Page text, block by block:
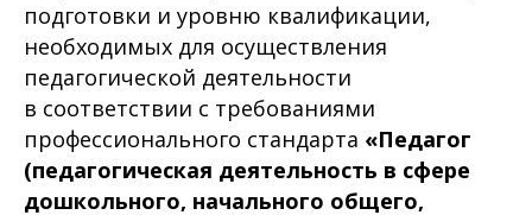
подготовки и уровню квалификации,
необходимых для осуществления
педагогической деятельности
в соответствии с требованиями
профессионального стандарта «Педагог
(педагогическая деятельность в сфере
дошкольного, начального общего,